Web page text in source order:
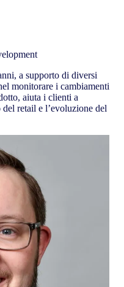
a supporto di diversi
monitorare i cambiamenti
aiuta i clienti a
retail e l’evoluzione del